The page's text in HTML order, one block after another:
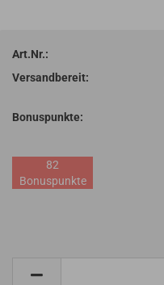
Art.Nr.:
Versandbereit:
Bonuspunkte:
82
Bonuspunkte